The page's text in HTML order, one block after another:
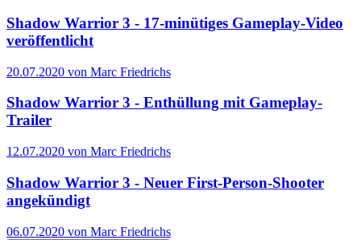
Shadow Warrior 3 - 17-minütiges Gameplay-Video
veröffentlicht
20.07.2020 von Marc Friedrichs
Shadow Warrior 3 - Enthüllung mit Gameplay-
Trailer
12.07.2020 von Marc Friedrichs
Shadow Warrior 3 - Neuer First-Person-Shooter
angekündigt
06.07.2020 von Marc Friedrichs